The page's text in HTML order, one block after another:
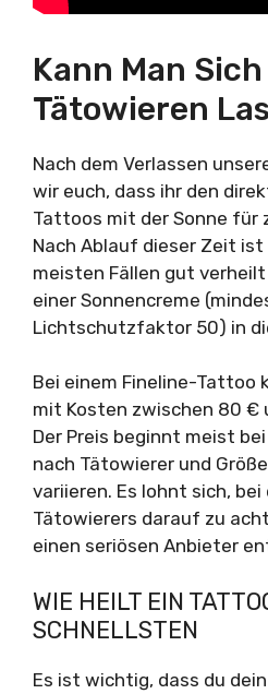
Kann Man
Tätowieren
Nach dem Verlassen
wir euch, dass ihr den
Tattoos mit der Sonne für
Nach Ablauf dieser Zeit
meisten Fällen gut
einer Sonnencreme
Lichtschutzfaktor 50) in
Bei einem Fineline-Tattoo
mit Kosten zwischen 80 €
Der Preis beginnt meist
nach Tätowierer und
variieren. Es lohnt sich, bei
Tätowierers darauf zu
einen seriösen Anbieter
WIE HEILT EIN
SCHNELLSTEN
Es ist wichtig, dass du